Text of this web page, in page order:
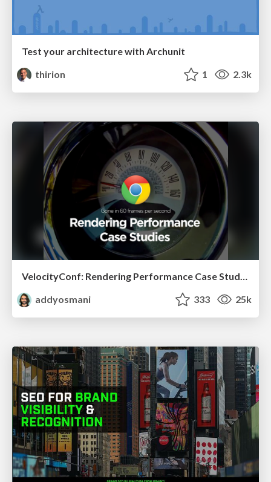
Test your architecture with Archunit
thirion
1 2.3k
VelocityConf: Rendering Performance Case Studies
addyosmani
333 25k